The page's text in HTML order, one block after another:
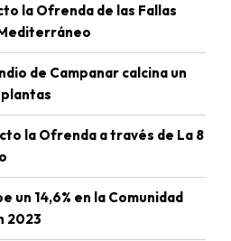
la Ofrenda de las Fallas
de Campanar calcina un
la Ofrenda a través de La 8
un 14,6% en la Comunidad
2023